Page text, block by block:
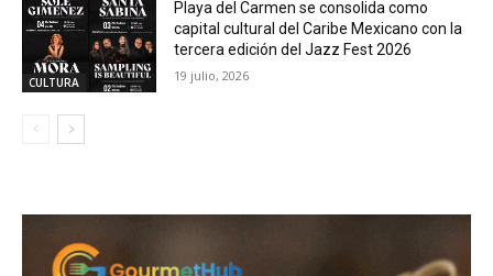
CULTURA
Playa del Carmen se consolida como
capital cultural del Caribe Mexicano con la
tercera edición del Jazz Fest 2026
19 julio, 2026